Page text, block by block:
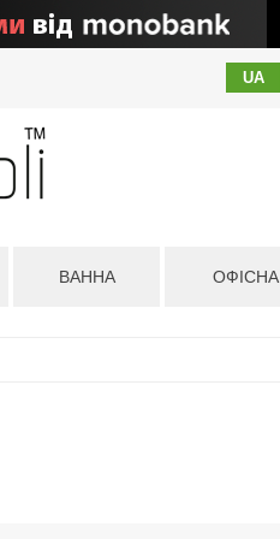
UA
ВАННА ОФІСНА